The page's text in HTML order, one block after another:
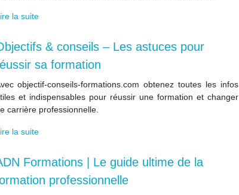
la suite
& conseils – Les astuces pour
sa formation
objectif-conseils-formations.com obtenez toutes les infos
et indispensables pour réussir une formation et changer
carrière professionnelle.
la suite
Formations | Le guide ultime de la
professionnelle